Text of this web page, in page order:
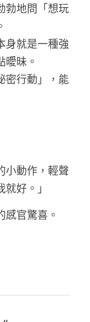
勃地問「想玩
身就是一種強
曖昧。
密行動」，能
小動作，輕聲
好。」
官驚喜。